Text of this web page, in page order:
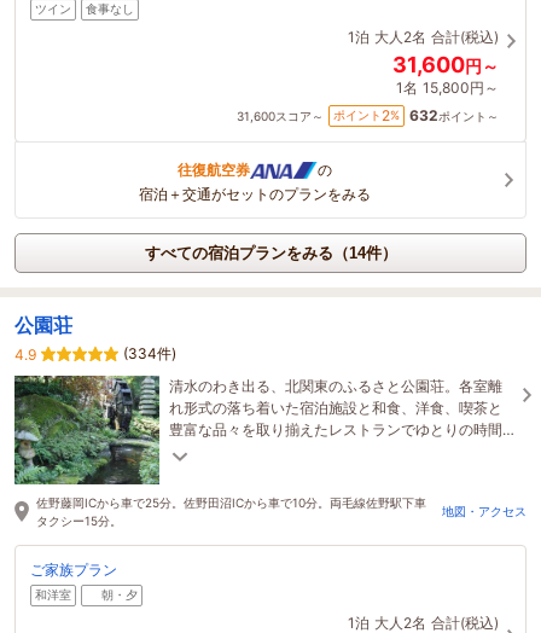
ツイン 食事なし
1泊 大人2名 合計(税込)
31,600円～
1名 15,800円～
31,600スコア～ ポイント 2% 632ポイント～
往復航空券
の
宿泊＋交通がセットのプランをみる
すべての宿泊プランをみる（14件）
公園荘
4.9
(334件)
清水のわき出る、北関東のふるさと公園荘。各室離
れ形式の落ち着いた宿泊施設と和食、洋食、喫茶と
豊富な品々を取り揃えたレストランでゆとりの時間
をお過ごし下さい。
佐野藤岡ICから車で25分。佐野田沼ICから車で10分。両毛線佐野駅下車
タクシー15分。
地図・アクセス
ご家族プラン
和洋室 朝・夕
1泊 大人2名 合計(税込)